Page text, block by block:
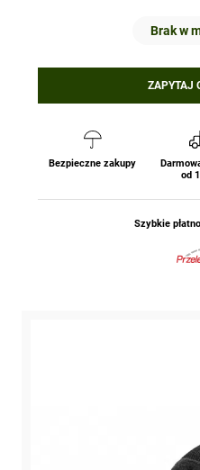
Brak w
ZAPYTAJ
Bezpieczne zakupy
od
Szybkie